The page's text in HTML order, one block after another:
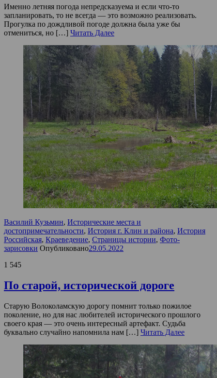
Именно летняя погода непредсказуема и если что-то
запланировать, то не всегда — это возможно реализовать.
Прогулка по дождливой погоде должна была уже бы
отмениться, но […] Читать Далее
Василий Кузьмин, Исторические места и
достопримечательности, История г. Клин и района, История
Российская, Краеведение, Страницы истории, Фото-
зарисовки Опубликовано29.05.2022
1 545
По старой, исторической дороге
Старую Волоколамскую дорогу помнит только пожилое
поколение, но для нас любителей исторического прошлого
своего края — это очень интересный артефакт. Судьба
буквально случайно напомнила нам […] Читать Далее